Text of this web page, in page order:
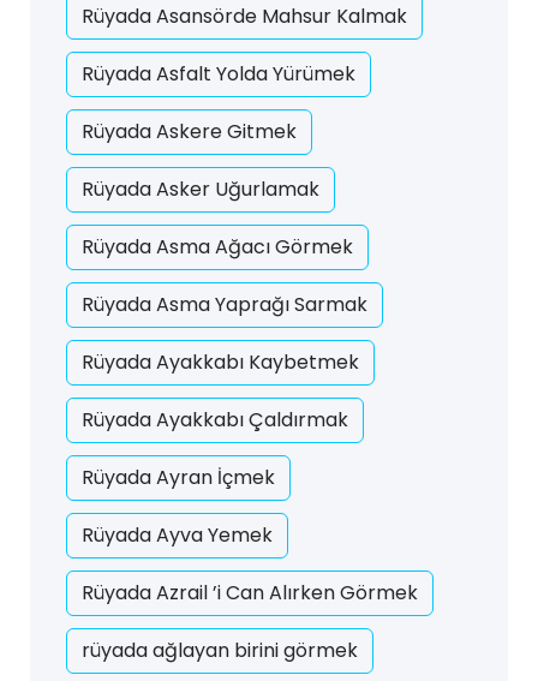
Rüyada Asansörde Mahsur Kalmak
Rüyada Asfalt Yolda Yürümek
Rüyada Askere Gitmek
Rüyada Asker Uğurlamak
Rüyada Asma Ağacı Görmek
Rüyada Asma Yaprağı Sarmak
Rüyada Ayakkabı Kaybetmek
Rüyada Ayakkabı Çaldırmak
Rüyada Ayran İçmek
Rüyada Ayva Yemek
Rüyada Azrail ’i Can Alırken Görmek
rüyada ağlayan birini görmek